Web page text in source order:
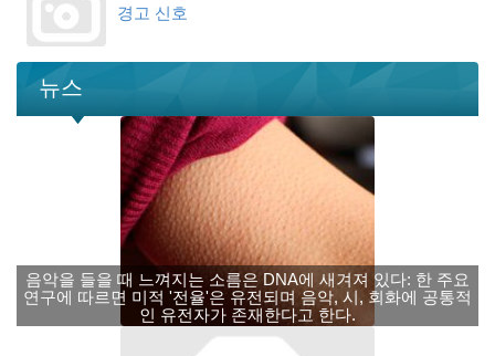
경고 신호
뉴스
음악을 들을 때 느껴지는 소름은 DNA에 새겨져 있다: 한 주요
연구에 따르면 미적 '전율'은 유전되며 음악, 시, 회화에 공통적
인 유전자가 존재한다고 한다.